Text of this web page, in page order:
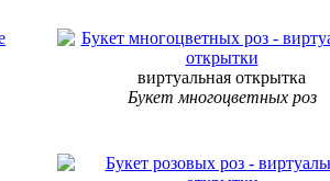
виртуальная открытка
Букет многоцветных роз